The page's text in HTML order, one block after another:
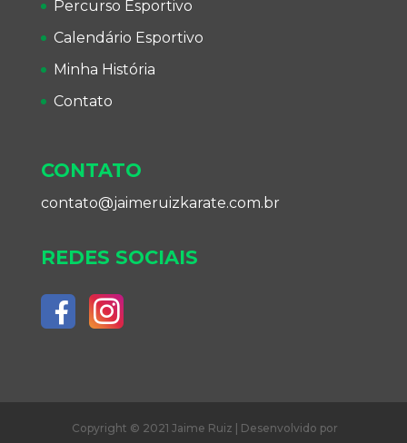
Percurso Esportivo
Calendário Esportivo
Minha História
Contato
CONTATO
contato@jaimeruizkarate.com.br
REDES SOCIAIS
Copyright © 2021 Jaime Ruiz | Desenvolvido por